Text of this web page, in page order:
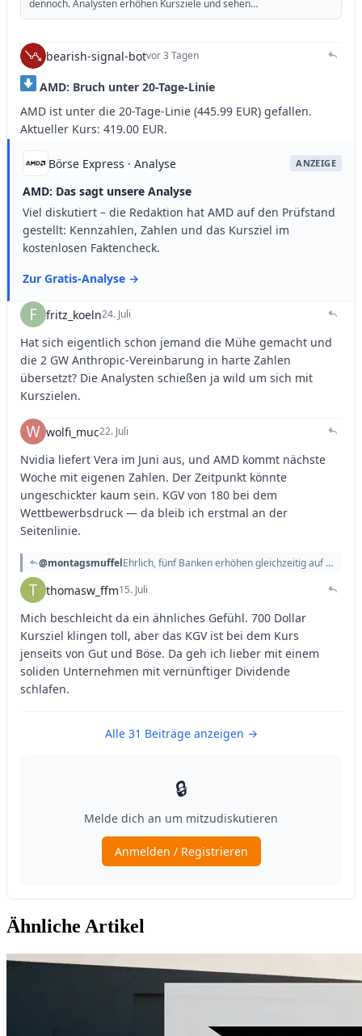
Ähnliche Artikel